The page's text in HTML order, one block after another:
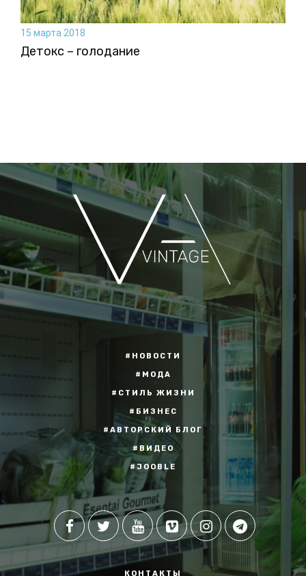
15 марта 2018
Детокс – голодание
#НОВОСТИ
#МОДА
#СТИЛЬ ЖИЗНИ
#БИЗНЕС
#АВТОРСКИЙ БЛОГ
#ВИДЕО
#JOOBLE
КОНТАКТЫ